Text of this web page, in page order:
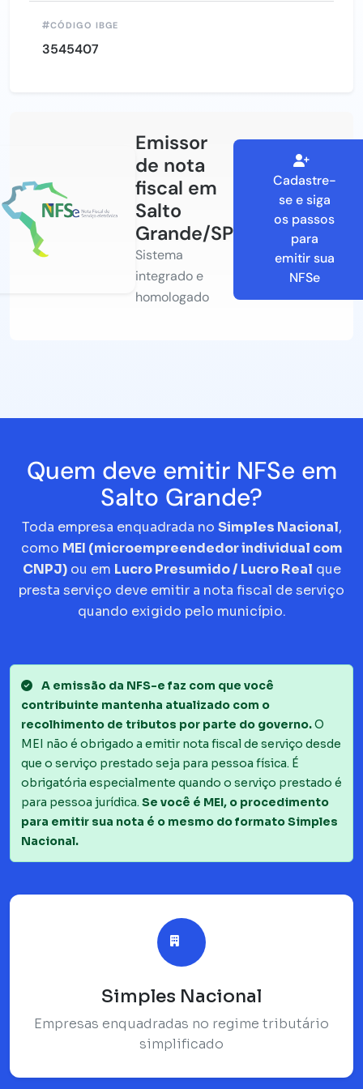
CÓDIGO IBGE
3545407
Emissor
de nota
fiscal em
Salto
Grande/SP
Sistema
integrado e
homologado
Cadastre-
se e siga
os passos
para
emitir sua
NFSe
Quem deve emitir NFSe em
Salto Grande?
Toda empresa enquadrada no Simples Nacional,
como MEI (microempreendedor individual com
CNPJ)ou em Lucro Presumido / Lucro Real que
presta serviço deve emitir a nota fiscal de serviço
quando exigido pelo município.
A emissão da NFS-e faz com que você
contribuinte mantenha atualizado com o
recolhimento de tributos por parte do governo.O
MEI não é obrigado a emitir nota fiscal de serviço desde
que o serviço prestado seja para pessoa física. É
obrigatória especialmente quando o serviço prestado é
para pessoa jurídica. Se você é MEI, o procedimento
para emitir sua nota é o mesmo do formato Simples
Nacional.
Simples Nacional
Empresas enquadradas no regime tributário
simplificado